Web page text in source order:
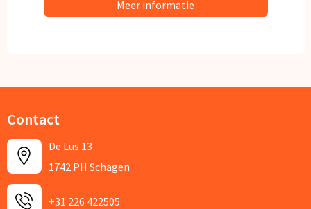
Meer informatie
Contact
De Lus 13
1742 PH Schagen
+31 226 422505